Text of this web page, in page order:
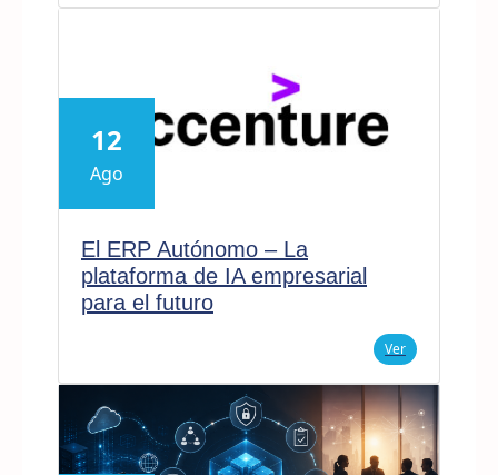
12
Ago
El ERP Autónomo – La
plataforma de IA empresarial
para el futuro
Ver